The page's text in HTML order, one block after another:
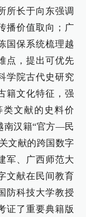
所长于向东强调
播价值取向；广
国保系统梳理越
点，提出可优先
学院古代史研究
籍文化特征，强
文献的史料价
南汉籍“官方—民
文献的跨国数字
军、广西师范大
文献在民间教育
防科技大学教授
证了重要典籍版